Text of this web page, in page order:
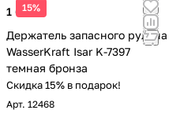
15%
1 620 ₽
Держатель запасного рулона
WasserKraft Isar K-7397
темная бронза
Скидка 15% в подарок!
Арт. 12468